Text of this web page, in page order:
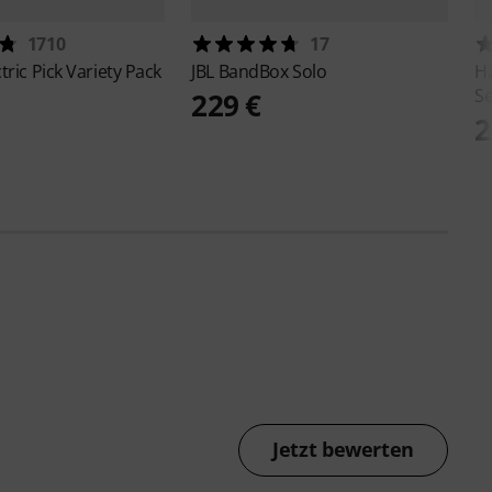
1710
Pick Variety Pack
17
JBL BandBox Solo
229 €
Jetzt bewerten